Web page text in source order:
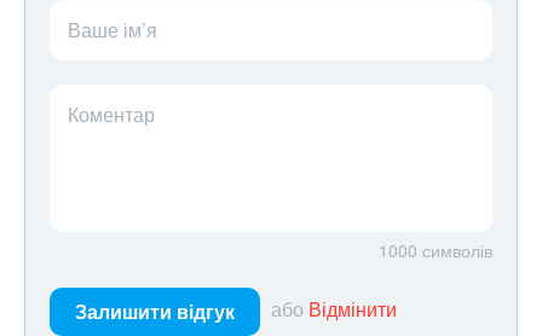
Ваше ім’я
Коментар
1000 символів
Залишити відгук або Відмінити